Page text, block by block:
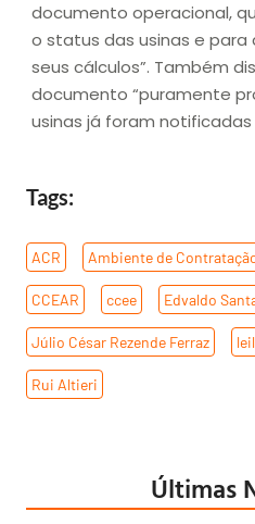
documento operacional,
o status das usinas e para
seus cálculos”. Também
documento “puramente
usinas já foram notificadas
Tags:
ACR Ambiente de
CCEAR ccee Edvaldo
Júlio César Rezende Ferraz
Rui Altieri
Últimas